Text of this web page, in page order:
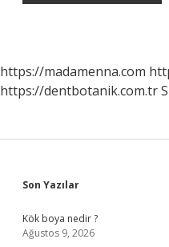
https://madamenna.com
https://dentbotanik.com.tr
Sidebar
Son Yazılar
Kök boya nedir ?
Ağustos 9, 2026